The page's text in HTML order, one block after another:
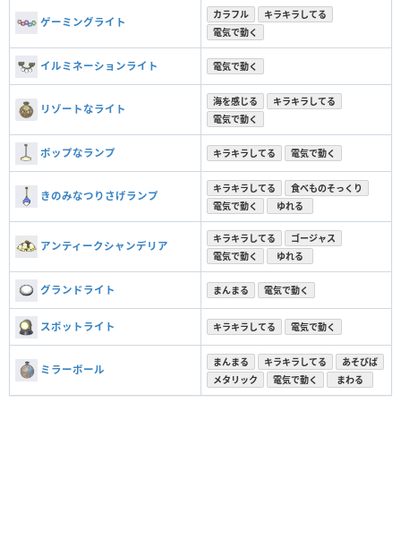
ゲーミングライト
カラフル
キラキラしてる
電気で動く
イルミネーションライト 電気で動く
リゾートなライト
海を感じる
キラキラしてる
電気で動く
ポップなランプ キラキラしてる 電気で動く
きのみなつりさげランプ
キラキラしてる
食べものそっくり
電気で動く
ゆれる
アンティークシャンデリア
キラキラしてる
ゴージャス
電気で動く
ゆれる
グランドライト まんまる 電気で動く
スポットライト キラキラしてる 電気で動く
ミラーボール
まんまる キラキラしてる
あそびば
メタリック
電気で動く まわる